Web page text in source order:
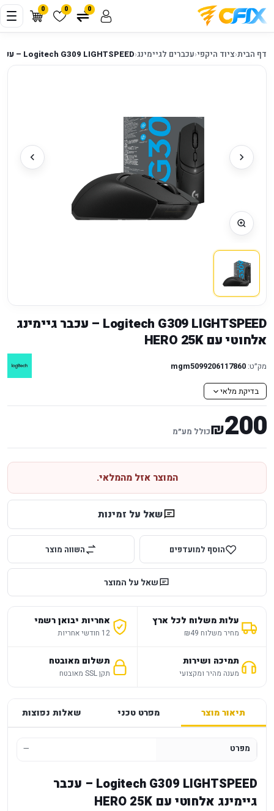
0 0 0
דף הבית‹ציוד היקפי‹עכברים לגיימינג‹Logitech G309 LIGHTSPEED – עכבר גיימינג אלחוטי עם HERO 25K
Logitech G309 LIGHTSPEED – עכבר גיימינג
אלחוטי עם HERO 25K
מק״ט: mgm5099206117860
בדיקת מלאי
200
₪כולל מע״מ
המוצר אזל מהמלאי.
שאל על זמינות
הוסף למועדפים השווה מוצר
שאל על המוצר
עלות משלוח לכל ארץ
מחיר משלוח ₪49
אחריות יבואן רשמי
12 חודשי אחריות
תמיכה ושירות
מענה מהיר ומקצועי
תשלום מאובטח
תקן SSL מאובטח
תיאור מוצר מפרט טכני שאלות נפוצות
מפרט —
Logitech G309 LIGHTSPEED – עכבר
גיימינג אלחוטי עם HERO 25K